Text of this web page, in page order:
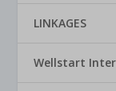
LINKAGES
Wellstart